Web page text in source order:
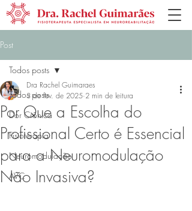
Post
Todos posts
Dor Crônica
Fisioterapia
Neuromodulação
AVC
Todos posts
Por Que a Escolha do
Profissional Certo é Essencial
para a Neuromodulação
Não Invasiva?
Dra Rachel Guimaraes
3 de fev. de 2025 2 min de leitura